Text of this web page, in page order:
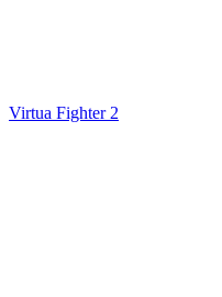
Virtua Fighter 2